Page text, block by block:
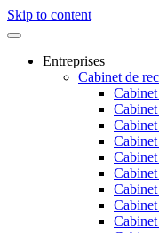
Skip to content
Entreprises
Cabinet de